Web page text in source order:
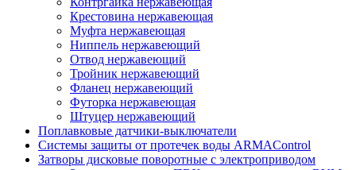
Крестовина нержавеющая
Муфта нержавеющая
Ниппель нержавеющий
Отвод нержавеющий
Тройник нержавеющий
Фланец нержавеющий
Футорка нержавеющая
Штуцер нержавеющий
Поплавковые датчики-выключатели
Системы защиты от протечек воды ARMAControl
Затворы дисковые поворотные с электроприводом